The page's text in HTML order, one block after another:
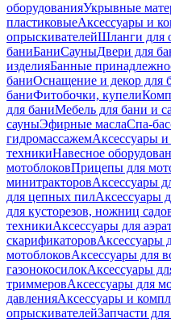
оборудованияУкрывные
пластиковыеАксессуары и
опрыскивателейШланги для
баниБаниСауныДвери для
изделияБанные
баниОснащение и декор для
баниФитобочки, купели
для баниМебель для бани и
сауныЭфирные маслаСпа-
гидромассажемАксессуары
техникиНавесное
мотоблоковПрицепы для
минитракторовАксессуары
для цепных пилАксессуары
для кусторезов, ножниц
техникиАксессуары для
скарификаторовАксессуары
мотоблоковАксессуары для
газонокосилокАксессуары
триммеровАксессуары для
давленияАксессуары и
опрыскивателейЗапчасти